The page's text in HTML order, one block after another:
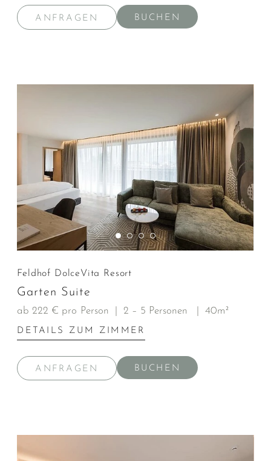
ANFRAGEN BUCHEN
Feldhof DolceVita Resort
Garten Suite
ab 222 € pro Person 2 – 5 Personen 40m²
DETAILS ZUM ZIMMER
ANFRAGEN BUCHEN